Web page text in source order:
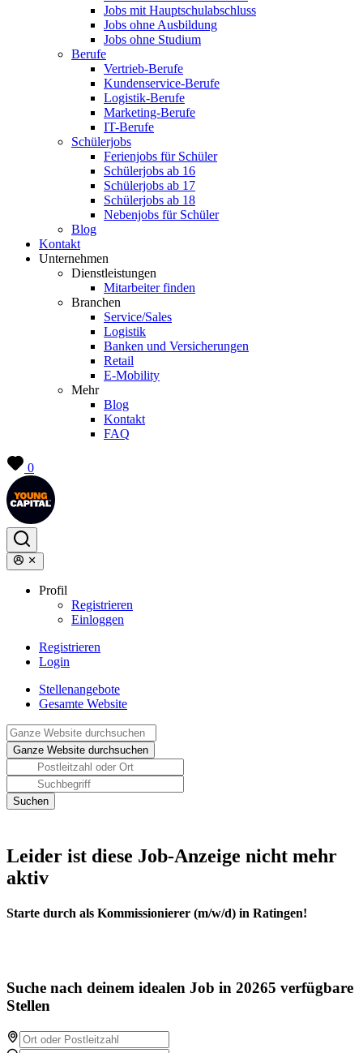
Jobs mit Hauptschulabschluss
Jobs ohne Ausbildung
Jobs ohne Studium
Berufe
Vertrieb-Berufe
Kundenservice-Berufe
Logistik-Berufe
Marketing-Berufe
IT-Berufe
Schülerjobs
Ferienjobs für Schüler
Schülerjobs ab 16
Schülerjobs ab 17
Schülerjobs ab 18
Nebenjobs für Schüler
Blog
Kontakt
Unternehmen
Dienstleistungen
Mitarbeiter finden
Branchen
Service/Sales
Logistik
Banken und Versicherungen
Retail
E-Mobility
Mehr
Blog
Kontakt
FAQ
0
Profil
Registrieren
Einloggen
Registrieren
Login
Stellenangebote
Gesamte Website
Leider ist diese Job-Anzeige nicht mehr
aktiv
Starte durch als Kommissionierer (m/w/d) in Ratingen!
Suche nach deinem idealen Job in 20265 verfügbare
Stellen